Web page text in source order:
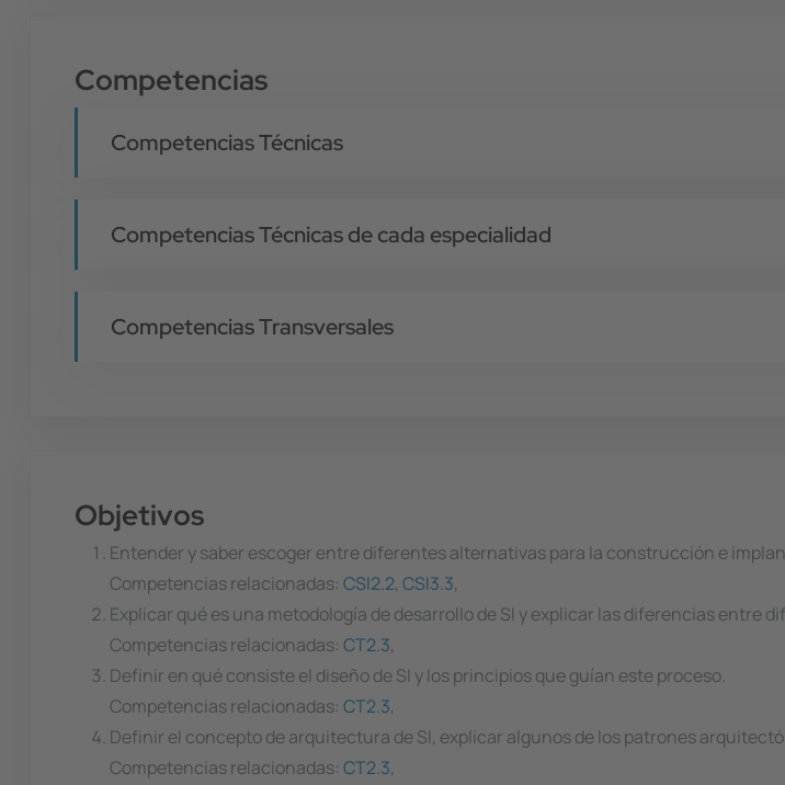
Competencias
Competencias Técnicas
Competencias Técnicas de cada especialidad
Competencias Transversales
Objetivos
Entender y saber escoger entre diferentes alternativas para la construcción e
Competencias relacionadas: CSI2.2, CSI3.3,
Explicar qué es una metodología de desarrollo de SI y explicar las diferencias entre
Competencias relacionadas: CT2.3,
Definir en qué consiste el diseño de SI y los principios que guían este proceso.
Competencias relacionadas: CT2.3,
Definir el concepto de arquitectura de SI, explicar algunos de los patrones
Competencias relacionadas: CT2.3,